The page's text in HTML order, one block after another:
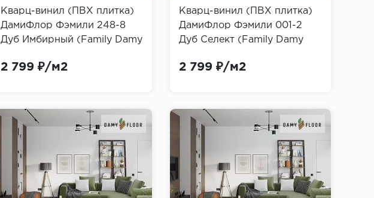
Кварц-винил (ПВХ плитка)
ДамиФлор Фэмили 248-8
Дуб Имбирный (Family Damy
2 799 ₽/м2
Кварц-винил (ПВХ плитка)
ДамиФлор Фэмили 001-2
Дуб Селект (Family Damy
2 799 ₽/м2